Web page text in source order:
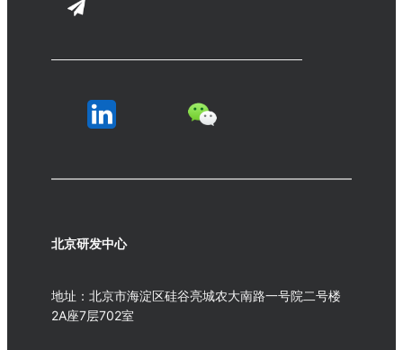
北京研发中心
地址：北京市海淀区硅谷亮城农大南路一号院二号楼
2A座7层702室